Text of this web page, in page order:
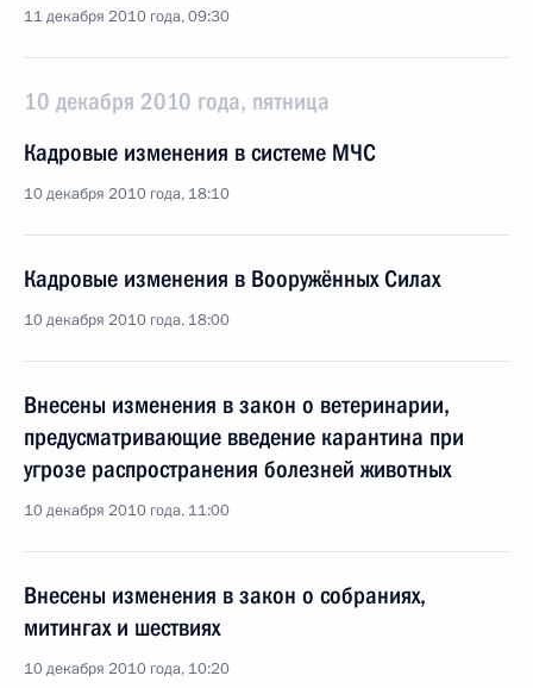
11 декабря 2010 года, 09:30
10 декабря 2010 года, пятница
Кадровые изменения в системе МЧС
10 декабря 2010 года, 18:10
Кадровые изменения в Вооружённых Силах
10 декабря 2010 года, 18:00
Внесены изменения в закон о ветеринарии,
предусматривающие введение карантина при
угрозе распространения болезней животных
10 декабря 2010 года, 11:00
Внесены изменения в закон о собраниях,
митингах и шествиях
10 декабря 2010 года, 10:20